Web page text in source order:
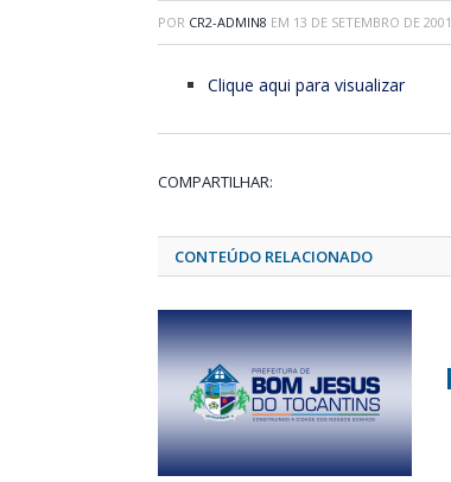
POR CR2-ADMIN8 EM 13 DE SETEMBRO DE 2001
Clique aqui para visualizar
COMPARTILHAR:
CONTEÚDO RELACIONADO